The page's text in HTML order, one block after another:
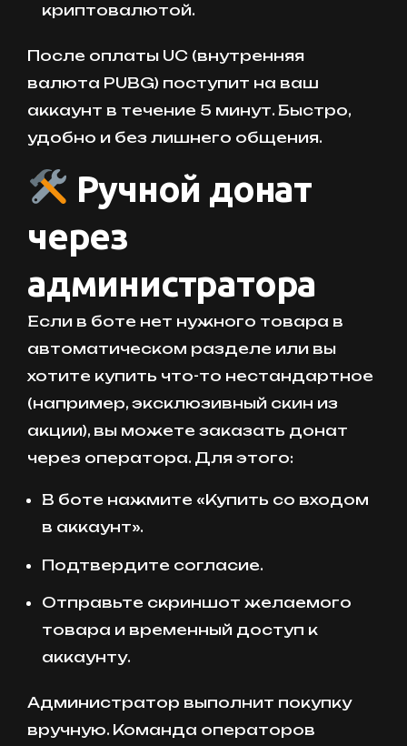
криптовалютой.
После оплаты UC (внутренняя
валюта PUBG) поступит на ваш
аккаунт в течение 5 минут. Быстро,
удобно и без лишнего общения.
Ручной донат
через
администратора
Если в боте нет нужного товара в
автоматическом разделе или вы
хотите купить что-то нестандартное
(например, эксклюзивный скин из
акции), вы можете заказать донат
через оператора. Для этого:
В боте нажмите «Купить со входом
в аккаунт».
Подтвердите согласие.
Отправьте скриншот желаемого
товара и временный доступ к
аккаунту.
Администратор выполнит покупку
вручную. Команда операторов